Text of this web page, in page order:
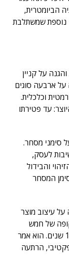
הביומטרית,
נוספת שמשתלבת
על קניין
על ארבעה סוגים
וכלכלית.
אחרי מות היוצר: עד פטירתו
סימני מסחר.
לעסק,
והבידול
סימן המסחר
עיצוב מוצר
של חמש
שנים, שניתנות להארכה פעמיים נוספות, עד 15 שנים. הוא אמר
הרתעה